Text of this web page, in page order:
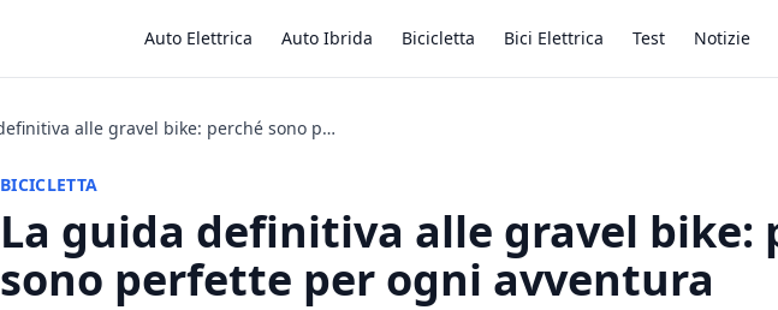
Auto Elettrica Auto Ibrida Bicicletta Bici Elettrica Test Notizie
La guida definitiva alle gravel bike: perché sono perfette per ogni avventura
BICICLETTA
La guida definitiva alle gravel bike:
sono perfette per ogni avventura